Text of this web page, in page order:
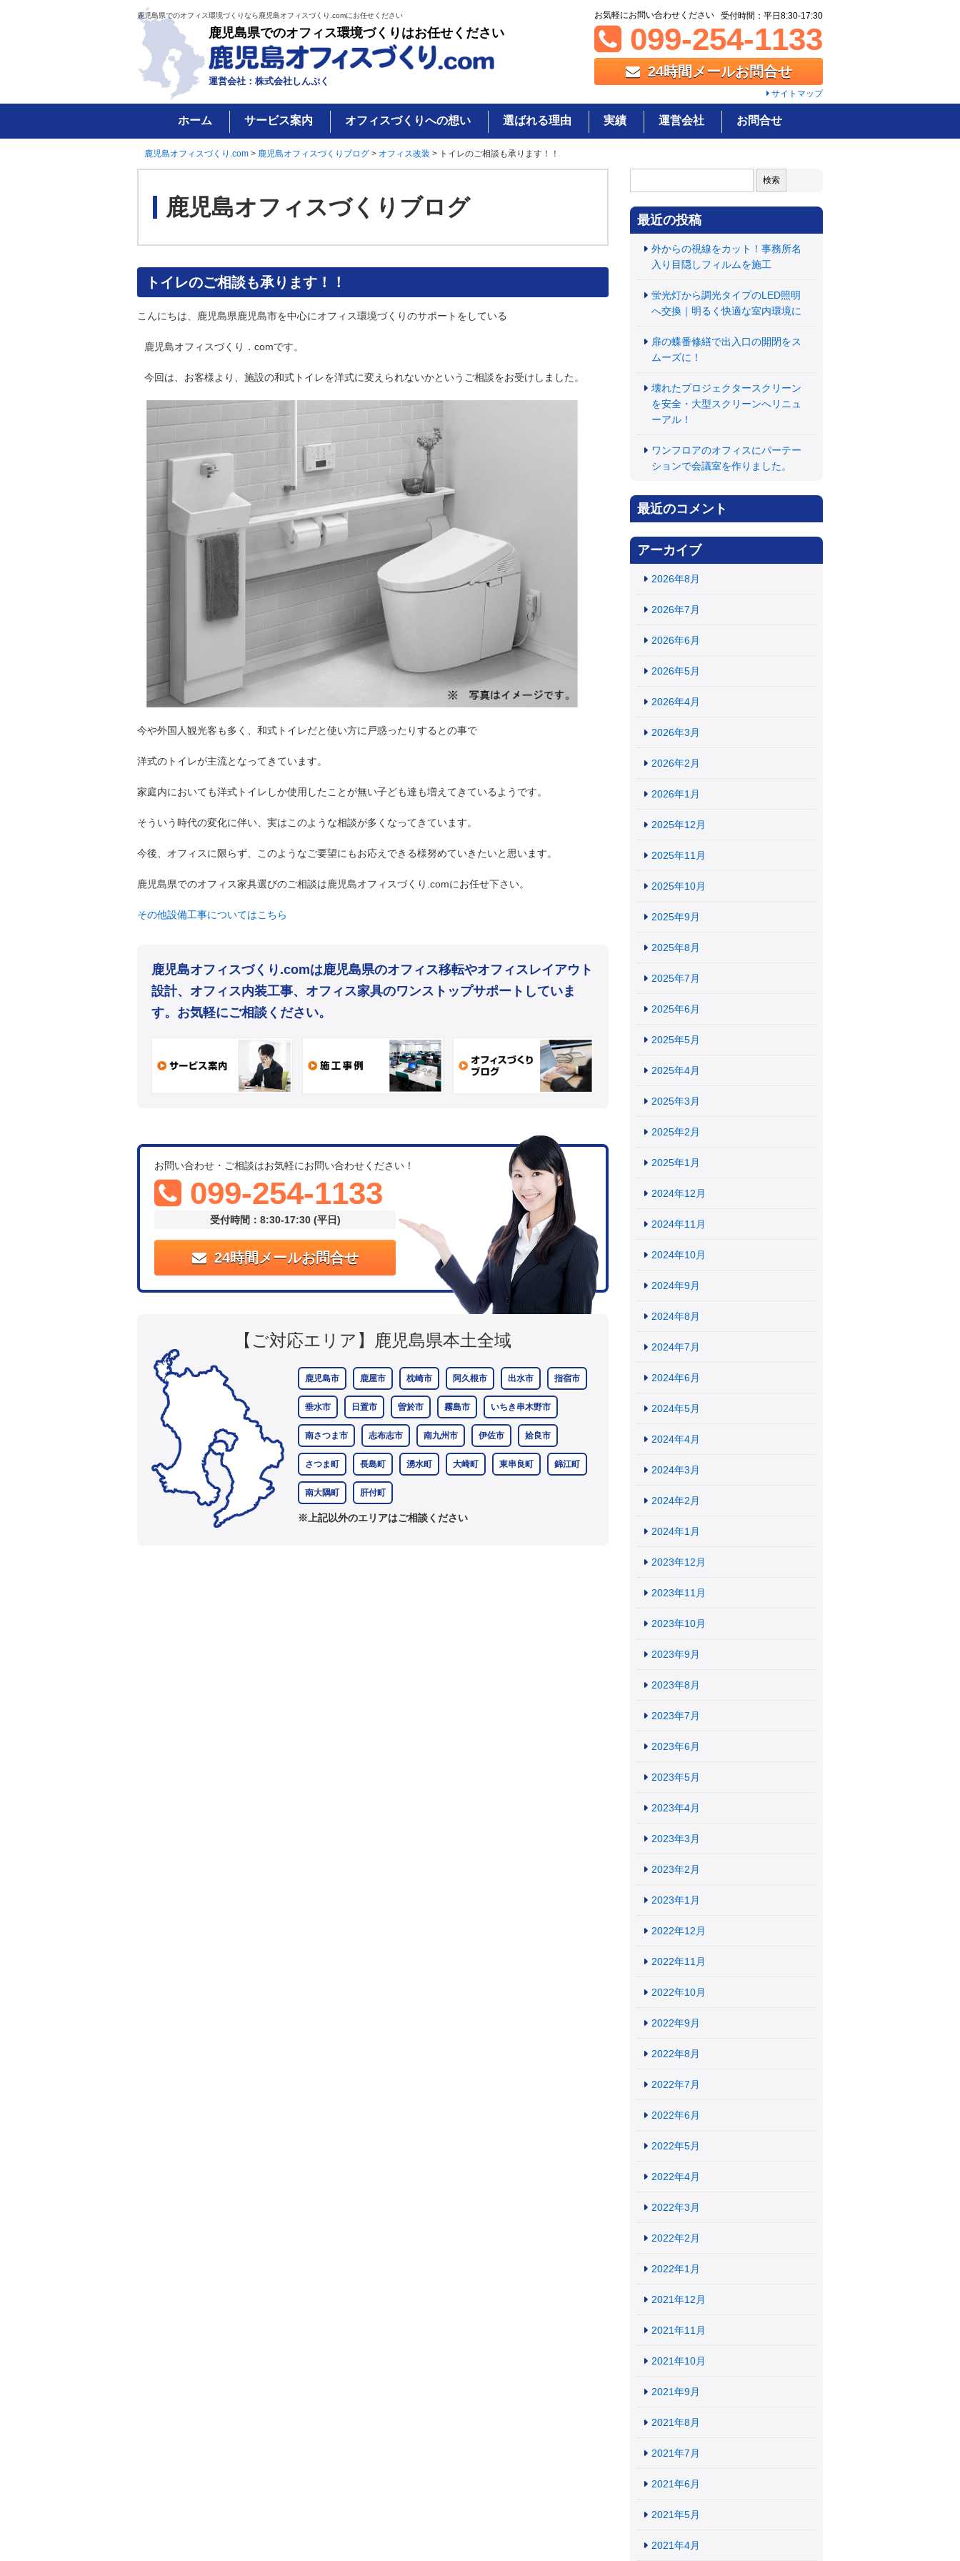
鹿児島県でのオフィス環境づくりなら鹿児島オフィスづくり.comにお任せください
鹿児島県でのオフィス環境づくりはお任せください
運営会社：株式会社しんぷく
お気軽にお問い合わせください
099-254-1133
受付時間：平日8:30-17:30
24時間メールお問合せ
サイトマップ
ホーム サービス案内 オフィスづくりへの想い 選ばれる理由 実績 運営会社 お問合せ
鹿児島オフィスづくり.com > 鹿児島オフィスづくりブログ > オフィス改装 > トイレのご相談も承ります！！
鹿児島オフィスづくりブログ
トイレのご相談も承ります！！
こんにちは、鹿児島県鹿児島市を中心にオフィス環境づくりのサポートをしている
鹿児島オフィスづくり．comです。
今回は、お客様より、施設の和式トイレを洋式に変えられないかというご相談をお受けしました。
今や外国人観光客も多く、和式トイレだと使い方に戸惑ったりするとの事で
洋式のトイレが主流となってきています。
家庭内においても洋式トイレしか使用したことが無い子ども達も増えてきているようです。
そういう時代の変化に伴い、実はこのような相談が多くなってきています。
今後、オフィスに限らず、このようなご要望にもお応えできる様努めていきたいと思います。
鹿児島県でのオフィス家具選びのご相談は鹿児島オフィスづくり.comにお任せ下さい。
その他設備工事についてはこちら
鹿児島オフィスづくり.comは鹿児島県のオフィス移転やオフィスレイアウト
設計、オフィス内装工事、オフィス家具のワンストップサポートしていま
す。お気軽にご相談ください。
お問い合わせ・ご相談はお気軽にお問い合わせください！
099-254-1133
受付時間：8:30-17:30 (平日)
24時間メールお問合せ
【ご対応エリア】 鹿児島県本土全域
鹿児島市 鹿屋市 枕崎市 阿久根市 出水市 指宿市
垂水市 日置市 曽於市 霧島市 いちき串木野市
南さつま市 志布志市 南九州市 伊佐市 姶良市
さつま町 長島町 湧水町 大崎町 東串良町 錦江町
南大隅町 肝付町
※上記以外のエリアはご相談ください
索:
最近の投稿
外からの視線をカット！事務所名
入り目隠しフィルムを施工
蛍光灯から調光タイプのLED照明
へ交換｜明るく快適な室内環境に
扉の蝶番修繕で出入口の開閉をス
ムーズに！
壊れたプロジェクタースクリーン
を安全・大型スクリーンへリニュ
ーアル！
ワンフロアのオフィスにパーテー
ションで会議室を作りました。
最近のコメント
アーカイブ
2026年8月
2026年7月
2026年6月
2026年5月
2026年4月
2026年3月
2026年2月
2026年1月
2025年12月
2025年11月
2025年10月
2025年9月
2025年8月
2025年7月
2025年6月
2025年5月
2025年4月
2025年3月
2025年2月
2025年1月
2024年12月
2024年11月
2024年10月
2024年9月
2024年8月
2024年7月
2024年6月
2024年5月
2024年4月
2024年3月
2024年2月
2024年1月
2023年12月
2023年11月
2023年10月
2023年9月
2023年8月
2023年7月
2023年6月
2023年5月
2023年4月
2023年3月
2023年2月
2023年1月
2022年12月
2022年11月
2022年10月
2022年9月
2022年8月
2022年7月
2022年6月
2022年5月
2022年4月
2022年3月
2022年2月
2022年1月
2021年12月
2021年11月
2021年10月
2021年9月
2021年8月
2021年7月
2021年6月
2021年5月
2021年4月